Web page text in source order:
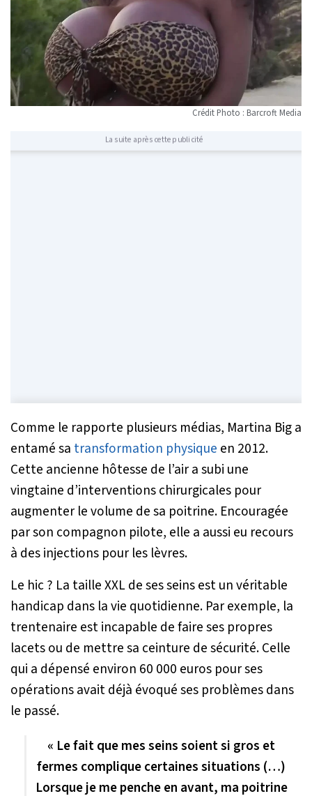
Crédit Photo : Barcroft Media
La suite après cette publicité
Comme le rapporte plusieurs médias, Martina Big a
entamé sa transformation physique en 2012.
Cette ancienne hôtesse de l’air a subi une
vingtaine d’interventions chirurgicales pour
augmenter le volume de sa poitrine. Encouragée
par son compagnon pilote, elle a aussi eu recours
à des injections pour les lèvres.
Le hic ? La taille XXL de ses seins est un véritable
handicap dans la vie quotidienne. Par exemple, la
trentenaire est incapable de faire ses propres
lacets ou de mettre sa ceinture de sécurité. Celle
qui a dépensé environ 60 000 euros pour ses
opérations avait déjà évoqué ses problèmes dans
le passé.
« Le fait que mes seins soient si gros et
fermes complique certaines situations (…)
Lorsque je me penche en avant, ma poitrine